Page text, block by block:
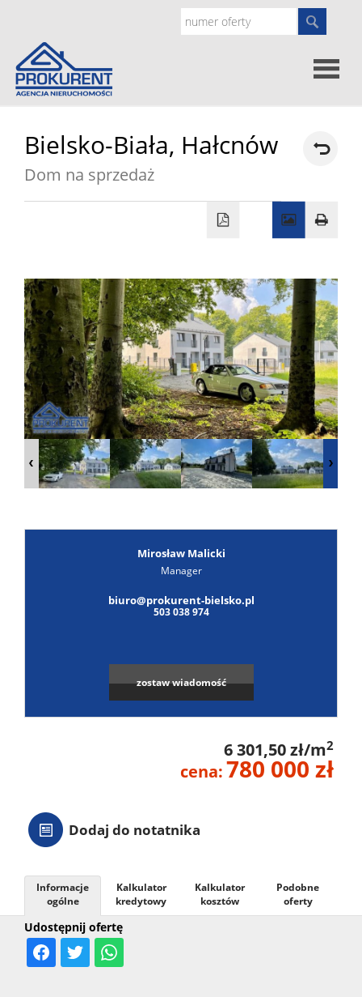
główna
prawne
O
nas
Zgłoś
Zgłoś
ofertę
Bielsko-Biała, Hałcnów
Dom na sprzedaż
Mirosław Malicki
Manager
biuro@prokurent-bielsko.pl
503 038 974
zostaw wiadomość
6 301,50 zł/m2
cena:780 000 zł
Dodaj do notatnika
Udostępnij ofertę
Informacje
ogólne
Kalkulator
kredytowy
Kalkulator
kosztów
Podobne
oferty